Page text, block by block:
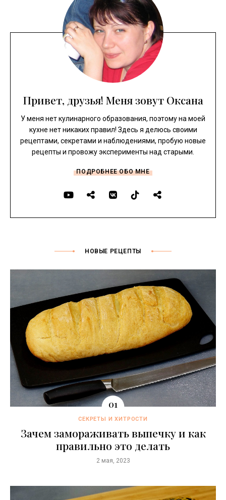
Привет, друзья! Меня зовут Оксана
У меня нет кулинарного образования, поэтому на моей
кухне нет никаких правил! Здесь я делюсь своими
рецептами, секретами и наблюдениями, пробую новые
рецепты и провожу эксперименты над старыми.
ПОДРОБНЕЕ ОБО МНЕ
НОВЫЕ РЕЦЕПТЫ
СЕКРЕТЫ И ХИТРОСТИ
Зачем замораживать выпечку и как
правильно это делать
2 мая, 2023